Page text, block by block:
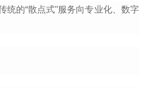
统的“散点式"服务向专业化、数字